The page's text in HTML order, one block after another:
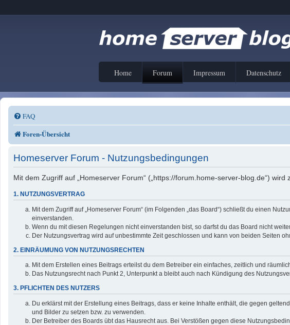
Home Forum Impressum Datenschutz
FAQ
Foren-Übersicht
Homeserver Forum - Nutzungsbedingungen
Mit dem Zugriff auf „Homeserver Forum“ („https://forum.home-server-blog.de“)
1. NUTZUNGSVERTRAG
Mit dem Zugriff auf „Homeserver Forum“ (im Folgenden „das Board“) schließt du einen
einverstanden.
Wenn du mit diesen Regelungen nicht einverstanden bist, so darfst du das Board nicht
Der Nutzungsvertrag wird auf unbestimmte Zeit geschlossen und kann von beiden Seiten
2. EINRÄUMUNG VON NUTZUNGSRECHTEN
Mit dem Erstellen eines Beitrags erteilst du dem Betreiber ein einfaches, zeitlich und
Das Nutzungsrecht nach Punkt 2, Unterpunkt a bleibt auch nach Kündigung des
3. PFLICHTEN DES NUTZERS
Du erklärst mit der Erstellung eines Beitrags, dass er keine Inhalte enthält, die gegen
und Bilder zu setzen bzw. zu verwenden.
Der Betreiber des Boards übt das Hausrecht aus. Bei Verstößen gegen diese